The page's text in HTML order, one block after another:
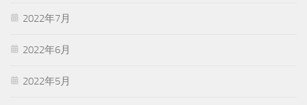
2022年7月
2022年6月
2022年5月